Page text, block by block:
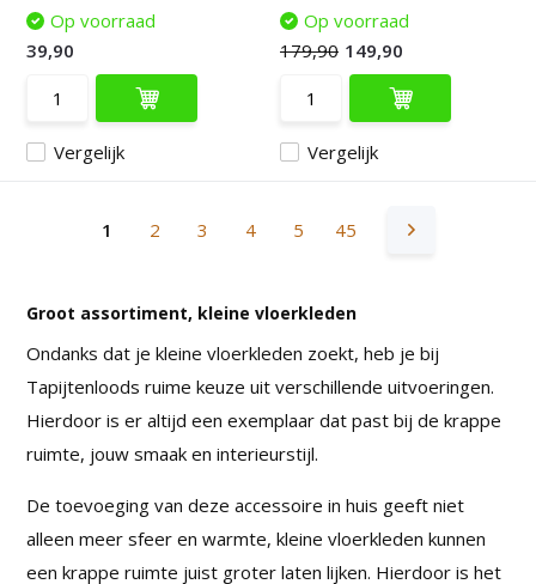
Vergelijk
Op voorraad
39,90
Vergelijk
Op voorraad
179,90 149,90
1 2 3 4 5 45
Groot assortiment, kleine vloerkleden
Ondanks dat je kleine vloerkleden zoekt, heb je bij
Tapijtenloods ruime keuze uit verschillende uitvoeringen.
Hierdoor is er altijd een exemplaar dat past bij de krappe
ruimte, jouw smaak en interieurstijl.
De toevoeging van deze accessoire in huis geeft niet
alleen meer sfeer en warmte, kleine vloerkleden kunnen
een krappe ruimte juist groter laten lijken. Hierdoor is het